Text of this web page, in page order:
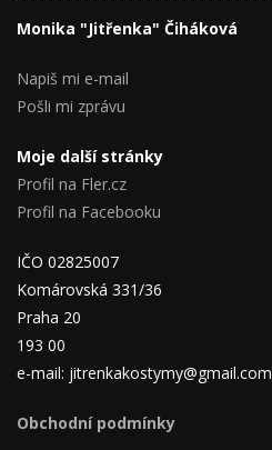
Monika "Jitřenka" Čiháková
Napiš mi e-mail
Pošli mi zprávu
Moje další stránky
Profil na Fler.cz
Profil na Facebooku
IČO 02825007
Komárovská 331/36
Praha 20
193 00
e-mail: jitrenkakostymy@gmail.com
Obchodní podmínky